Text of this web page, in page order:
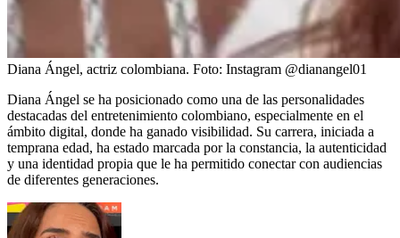
Diana Ángel, actriz colombiana. Foto: Instagram @dianangel01
Diana Ángel se ha posicionado como una de las personalidades
destacadas del entretenimiento colombiano, especialmente en el
ámbito digital, donde ha ganado visibilidad. Su carrera, iniciada a
temprana edad, ha estado marcada por la constancia, la autenticidad
y una identidad propia que le ha permitido conectar con audiencias
de diferentes generaciones.